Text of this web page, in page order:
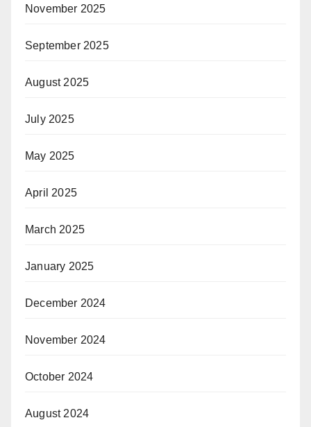
November 2025
September 2025
August 2025
July 2025
May 2025
April 2025
March 2025
January 2025
December 2024
November 2024
October 2024
August 2024